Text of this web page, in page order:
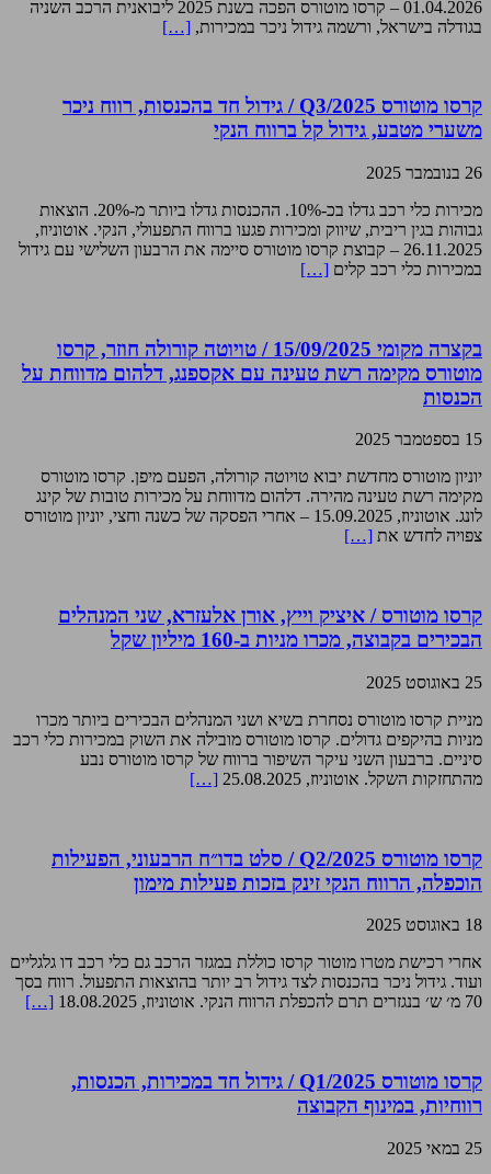
01.04.2026 – קרסו מוטורס הפכה בשנת 2025 ליבואנית הרכב השניה
בגודלה בישראל, ורשמה גידול ניכר במכירות, […]
קרסו מוטורס Q3/2025 / גידול חד בהכנסות, רווח ניכר
משערי מטבע, גידול קל ברווח הנקי
26 בנובמבר 2025
מכירות כלי רכב גדלו בכ-10%. ההכנסות גדלו ביותר מ-20%. הוצאות
גבוהות בגין ריבית, שיווק ומכירות פגעו ברווח התפעולי, הנקי. אוטוניוז,
26.11.2025 – קבוצת קרסו מוטורס סיימה את הרבעון השלישי עם גידול
במכירות כלי רכב קלים […]
בקצרה מקומי 15/09/2025 / טויוטה קורולה חוזר, קרסו
מוטורס מקימה רשת טעינה עם אקספנג, דלהום מדווחת על
הכנסות
15 בספטמבר 2025
יוניון מוטורס מחדשת יבוא טויוטה קורולה, הפעם מיפן. קרסו מוטורס
מקימה רשת טעינה מהירה. דלהום מדווחת על מכירות טובות של קינג
לונג. אוטוניוז, 15.09.2025 – אחרי הפסקה של כשנה וחצי, יוניון מוטורס
צפויה לחדש את […]
קרסו מוטורס / איציק וייץ, אורן אלעזרא, שני המנהלים
הבכירים בקבוצה, מכרו מניות ב-160 מיליון שקל
25 באוגוסט 2025
מניית קרסו מוטורס נסחרת בשיא ושני המנהלים הבכירים ביותר מכרו
מניות בהיקפים גדולים. קרסו מוטורס מובילה את השוק במכירות כלי רכב
סיניים. ברבעון השני עיקר השיפור ברווח של קרסו מוטורס נבע
מהתחזקות השקל. אוטוניוז, 25.08.2025
[…]
קרסו מוטורס Q2/2025 / סלט בדו״ח הרבעוני, הפעילות
הוכפלה, הרווח הנקי זינק בזכות פעילות מימון
18 באוגוסט 2025
אחרי רכישת מטרו מוטור קרסו כוללת במגזר הרכב גם כלי רכב דו גלגליים
ועוד. גידול ניכר בהכנסות לצד גידול רב יותר בהוצאות התפעול. רווח בסך
70 מ׳ ש׳ בנגזרים תרם להכפלת הרווח הנקי. אוטוניוז, 18.08.2025
[…]
קרסו מוטורס Q1/2025 / גידול חד במכירות, הכנסות,
רווחיות, במינוף הקבוצה
25 במאי 2025